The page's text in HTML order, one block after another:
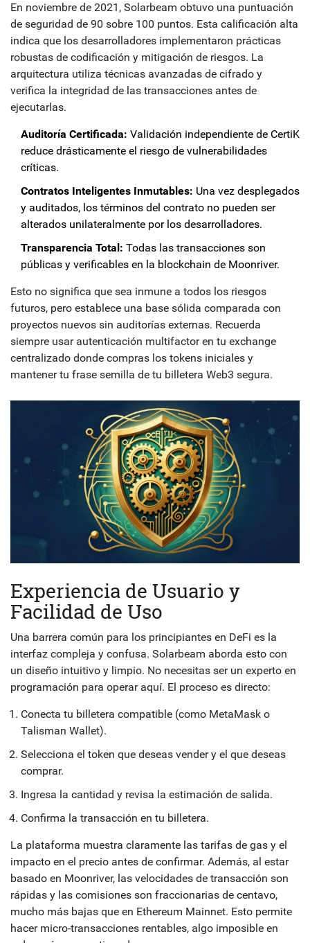
En noviembre de 2021, Solarbeam obtuvo una puntuación
de seguridad de 90 sobre 100 puntos. Esta calificación alta
indica que los desarrolladores implementaron prácticas
robustas de codificación y mitigación de riesgos. La
arquitectura utiliza técnicas avanzadas de cifrado y
verifica la integridad de las transacciones antes de
ejecutarlas.
Auditoría Certificada: Validación independiente de CertiK
reduce drásticamente el riesgo de vulnerabilidades
críticas.
Contratos Inteligentes Inmutables: Una vez desplegados
y auditados, los términos del contrato no pueden ser
alterados unilateralmente por los desarrolladores.
Transparencia Total: Todas las transacciones son
públicas y verificables en la blockchain de Moonriver.
Esto no significa que sea inmune a todos los riesgos
futuros, pero establece una base sólida comparada con
proyectos nuevos sin auditorías externas. Recuerda
siempre usar autenticación multifactor en tu exchange
centralizado donde compras los tokens iniciales y
mantener tu frase semilla de tu billetera Web3 segura.
Experiencia de Usuario y
Facilidad de Uso
Una barrera común para los principiantes en DeFi es la
interfaz compleja y confusa. Solarbeam aborda esto con
un diseño intuitivo y limpio. No necesitas ser un experto en
programación para operar aquí. El proceso es directo:
Conecta tu billetera compatible (como MetaMask o
Talisman Wallet).
Selecciona el token que deseas vender y el que deseas
comprar.
Ingresa la cantidad y revisa la estimación de salida.
Confirma la transacción en tu billetera.
La plataforma muestra claramente las tarifas de gas y el
impacto en el precio antes de confirmar. Además, al estar
basado en Moonriver, las velocidades de transacción son
rápidas y las comisiones son fraccionarias de centavo,
mucho más bajas que en Ethereum Mainnet. Esto permite
hacer micro-transacciones rentables, algo imposible en